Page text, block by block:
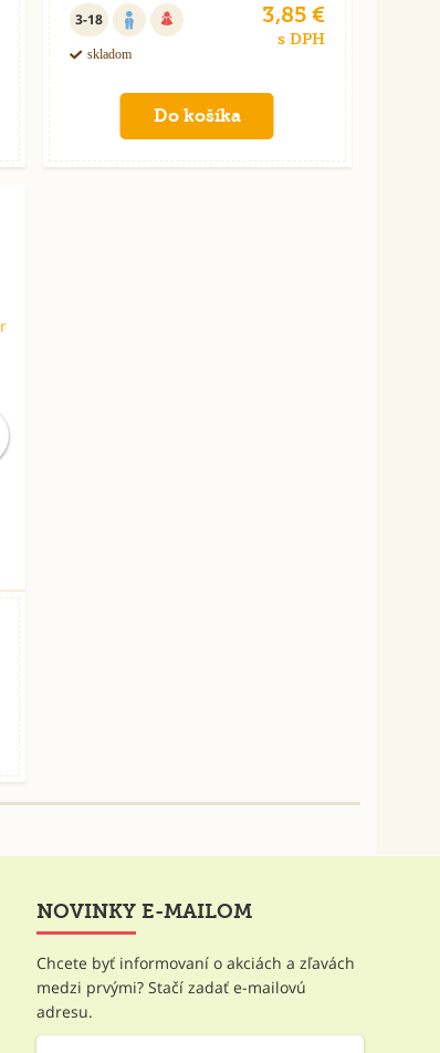
3-18
skladom
3,85 €
s DPH
NOVINKY E-MAILOM
Chcete byť informovaní o akciách a zľavách
medzi prvými? Stačí zadať e-mailovú
adresu.